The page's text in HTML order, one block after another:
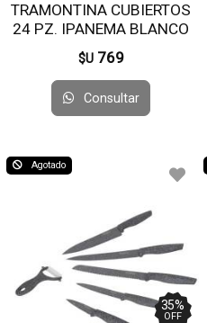
TRAMONTINA CUBIERTOS
24 PZ. IPANEMA BLANCO
23399/891
$U 769
Consultar
Agotado
35%
OFF